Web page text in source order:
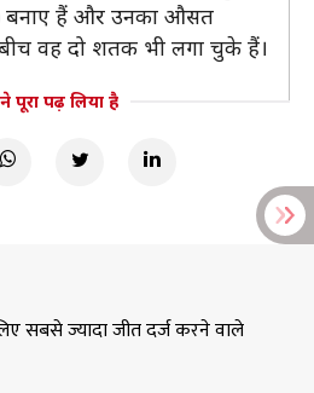
बनाए हैं और उनका औसत
वह दो शतक भी लगा चुके हैं।
पूरा पढ़ लिया है
सबसे ज्यादा जीत दर्ज करने वाले